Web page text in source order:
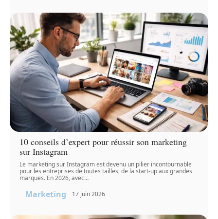
10 conseils d’expert pour réussir son marketing
sur Instagram
Le marketing sur Instagram est devenu un pilier incontournable
pour les entreprises de toutes tailles, de la start-up aux grandes
marques. En 2026, avec…
Marketing 17 juin 2026